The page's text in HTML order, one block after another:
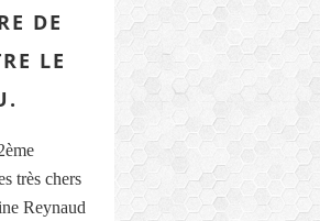
DE
LE
très chers
Reynaud